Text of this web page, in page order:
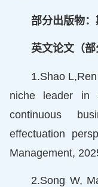
部分出版物
英文论文（部
1.Shao
niche leader in
continuous
effectuation
Management,
2.Song W,